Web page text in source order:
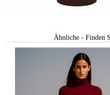
Ähnliche - Finden